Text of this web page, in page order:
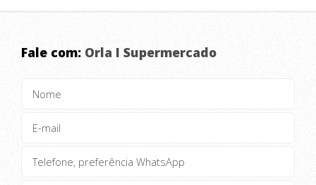
Fale com: Orla I Supermercado